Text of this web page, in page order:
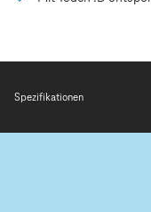
Spezifikationen